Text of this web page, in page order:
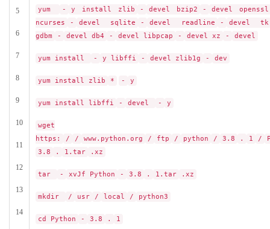
5
6
7
8
9
10
11
12
13
14
yum - y install zlib - devel bzip2 -
devel openssl
ncurses
- devel sqlite - devel readline -
devel tk
gdbm
- devel db4 - devel libpcap - devel xz - devel
yum install - y libffi - devel zlib1g - dev
yum install zlib * - y
yum install libffi - devel - y
wget
https:
/ / www.python.org / ftp / python / 3.8 . 1 /
3.8
. 1.tar .xz
tar - xvJf Python - 3.8 . 1.tar .xz
mkdir / usr / local / python3
cd Python - 3.8 . 1